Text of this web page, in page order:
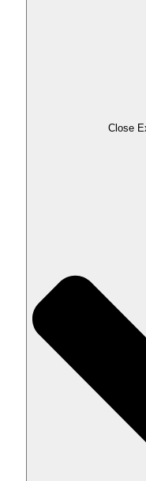
Close